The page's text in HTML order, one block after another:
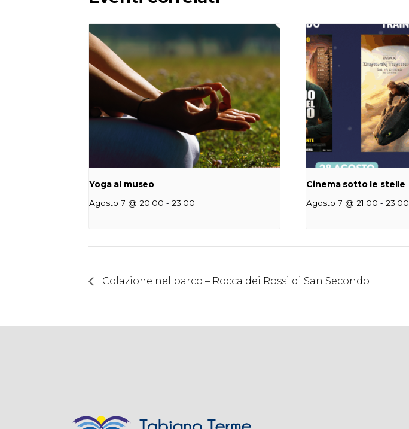
Yoga al museo
Agosto 7 @ 20:00 - 23:00
Cinema sotto le stelle
Agosto 7 @ 21:00 - 23:00
Colazione nel parco – Rocca dei Rossi di San Secondo